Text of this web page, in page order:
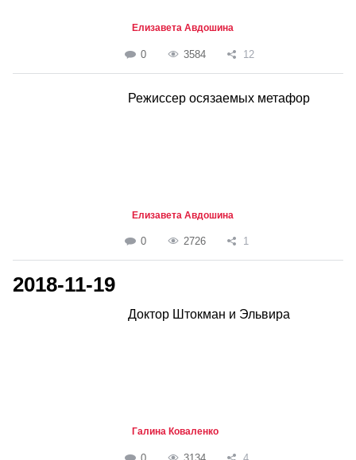
Елизавета Авдошина
0 3584 12
Режиссер осязаемых метафор
Елизавета Авдошина
0 2726 1
2018-11-19
Доктор Штокман и Эльвира
Галина Коваленко